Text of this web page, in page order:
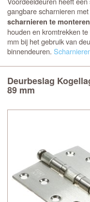
gangbare scharnieren
scharnieren te monteren
houden en kromtrekken
mm bij het gebruik van
binnendeuren.
Deurbeslag
89 mm